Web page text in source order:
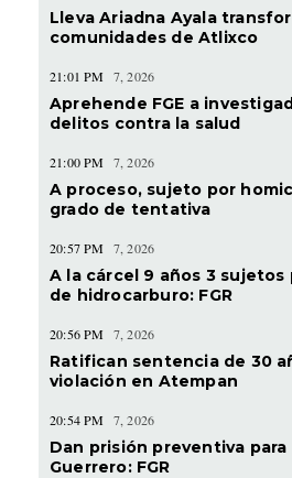
Lleva Ariadna Ayala
comunidades de Atlixco
21:01 PM 7, 2026
Aprehende FGE a
delitos contra la salud
21:00 PM 7, 2026
A proceso, sujeto por
grado de tentativa
20:57 PM 7, 2026
A la cárcel 9 años 3
de hidrocarburo: FGR
20:56 PM 7, 2026
Ratifican sentencia de 30
violación en Atempan
20:54 PM 7, 2026
Dan prisión preventiva
Guerrero: FGR